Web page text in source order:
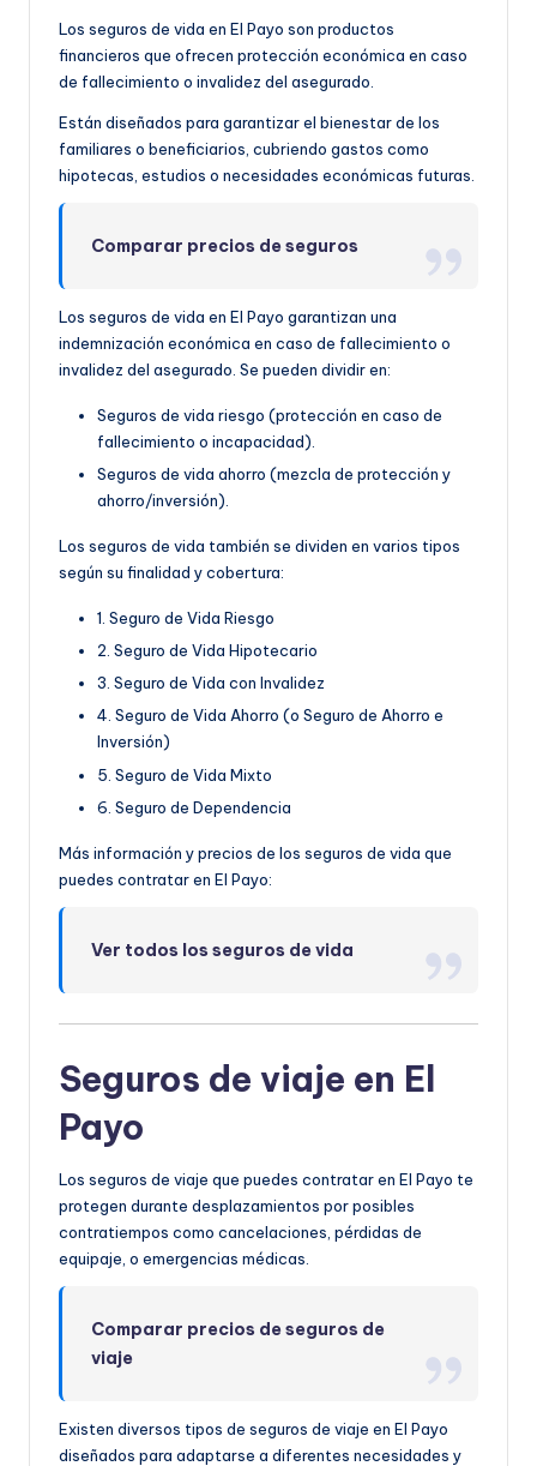
Los seguros de vida en El Payo son productos
financieros que ofrecen protección económica en caso
de fallecimiento o invalidez del asegurado.
Están diseñados para garantizar el bienestar de los
familiares o beneficiarios, cubriendo gastos como
hipotecas, estudios o necesidades económicas futuras.
Comparar precios de seguros
Los seguros de vida en El Payo garantizan una
indemnización económica en caso de fallecimiento o
invalidez del asegurado. Se pueden dividir en:
Seguros de vida riesgo (protección en caso de
fallecimiento o incapacidad).
Seguros de vida ahorro (mezcla de protección y
ahorro/inversión).
Los seguros de vida también se dividen en varios tipos
según su finalidad y cobertura:
1. Seguro de Vida Riesgo
2. Seguro de Vida Hipotecario
3. Seguro de Vida con Invalidez
4. Seguro de Vida Ahorro (o Seguro de Ahorro e
Inversión)
5. Seguro de Vida Mixto
6. Seguro de Dependencia
Más información y precios de los seguros de vida que
puedes contratar en El Payo:
Ver todos los seguros de vida
Seguros de viaje en El
Payo
Los seguros de viaje que puedes contratar en El Payo te
protegen durante desplazamientos por posibles
contratiempos como cancelaciones, pérdidas de
equipaje, o emergencias médicas.
Comparar precios de seguros de
viaje
Existen diversos tipos de seguros de viaje en El Payo
diseñados para adaptarse a diferentes necesidades y